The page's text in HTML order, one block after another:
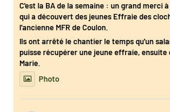
C'est la BA de la semaine : un grand merci
qui a découvert des jeunes Effraie des
l'ancienne MFR de Coulon.
Ils ont arrêté le chantier le temps qu'un
puisse récupérer une jeune effraie, ensuite
Marie.
Photo